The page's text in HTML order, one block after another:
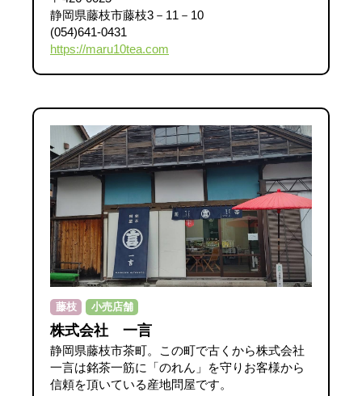
静岡県藤枝市藤枝3－11－10
(054)641-0431
https://maru10tea.com
藤枝 小売店舗
株式会社 一言
静岡県藤枝市茶町。この町で古くから株式会社
一言は銘茶一筋に「のれん」を守りお客様から
信頼を頂いている産地問屋です。